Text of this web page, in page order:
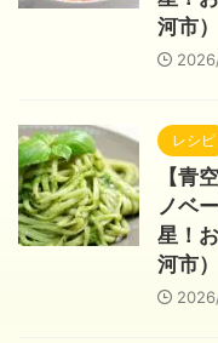
河市）
レシピ
【青
ノベ
星！
河市）